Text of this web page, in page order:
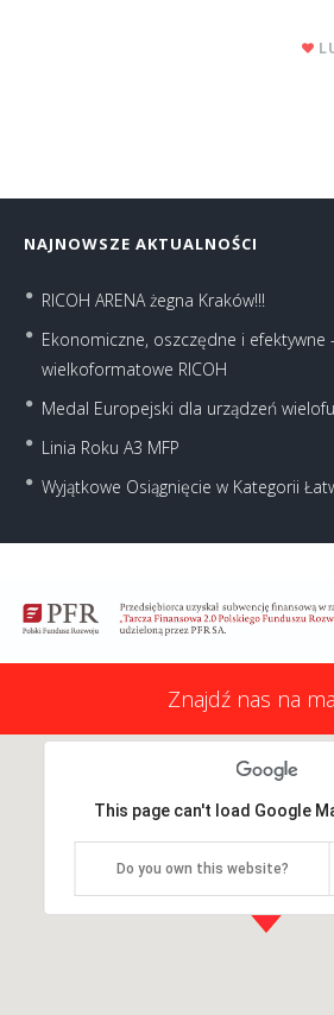
NAJNOWSZE AKTUALNOŚCI
RICOH ARENA żegna Kraków!!!
Ekonomiczne, oszczędne i efektywne
wielkoformatowe RICOH
Medal Europejski dla urządzeń
Linia Roku A3 MFP
Wyjątkowe Osiągnięcie w Kategorii
Znajdź nas na
This page can't load Google
Do you own this website?